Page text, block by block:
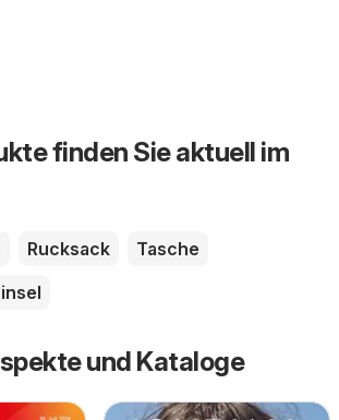
finden Sie aktuell im
Rucksack
Tasche
und Kataloge